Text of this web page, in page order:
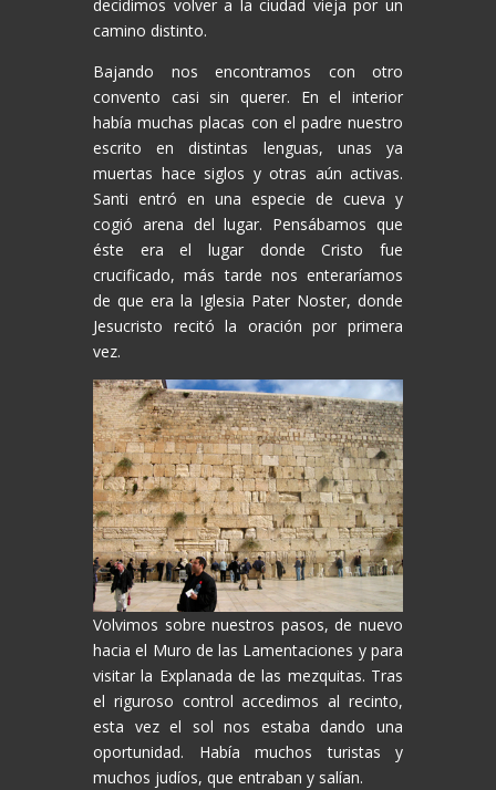
decidimos volver a la ciudad vieja por un
camino distinto.
Bajando nos encontramos con otro
convento casi sin querer. En el interior
había muchas placas con el padre nuestro
escrito en distintas lenguas, unas ya
muertas hace siglos y otras aún activas.
Santi entró en una especie de cueva y
cogió arena del lugar. Pensábamos que
éste era el lugar donde Cristo fue
crucificado, más tarde nos enteraríamos
de que era la Iglesia Pater Noster, donde
Jesucristo recitó la oración por primera
vez.
Volvimos sobre nuestros pasos, de nuevo
hacia el Muro de las Lamentaciones y para
visitar la Explanada de las mezquitas. Tras
el riguroso control accedimos al recinto,
esta vez el sol nos estaba dando una
oportunidad. Había muchos turistas y
muchos judíos, que entraban y salían.